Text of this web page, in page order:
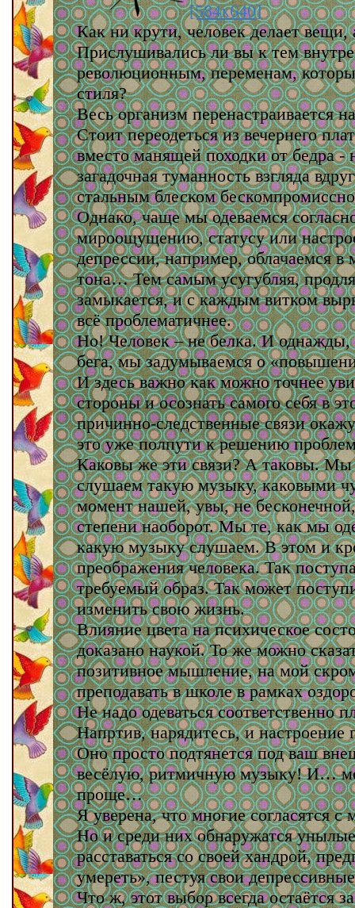
[584x640]
Как ни крути, человек делает
Прислушивались ли вы к тем
революционным, переменам,
стиля?
Весь организм перенастраивается
Стоит переодеться из вечернего
вместо манящей походки от бедра -
загадочная туманность взгляда
стальным блеском
Однако, чаще мы одеваемся
мироощущению, статусу или
депрессии, например, облачаемся в
тона… Тем самым усугубляя,
замыкается, и с каждым витком
всё проблематичнее.
Но! Человек – не белка. И однажды,
бега, мы задумываемся о
И здесь важно как можно точнее
стороны и осознать самого себя в
причинно-следственные связи
это уже полпути к решению
Каковы же эти связи? А таковы. Мы
слушаем такую музыку, каковыми
момент нашей, увы, не
степени наоборот. Мы те, как мы
какую музыку слушаем. В этом и
преображения человека. Так
требуемый образ. Так может
изменить свою жизнь.
Влияние цвета на психическое
доказано наукой. То же можно
позитивное мышление, на мой
преподавать в школе в рамках
Не надо одеваться соответственно
Напртив, нарядитесь, и настроение
Оно просто подтянется под ваш
весёлую, ритмичную музыку! И…
проще…
Я уверена, что многие согласятся
Но и среди них обнаружатся
расставаться со своей хандрой,
умереть», пестуя свои
Что ж, этот выбор всегда остаётся